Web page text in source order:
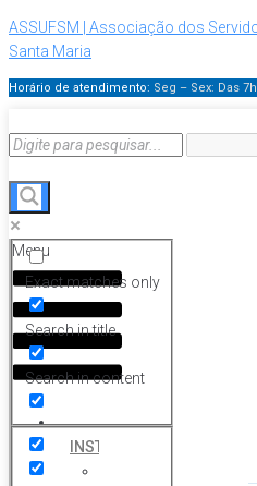
ASSUFSM | Associação dos
Santa Maria
Horário de atendimento: Seg – Sex: Das
Exact matches only
Search in title
Search in content
Menu
HOME
INSTITUCIONAL